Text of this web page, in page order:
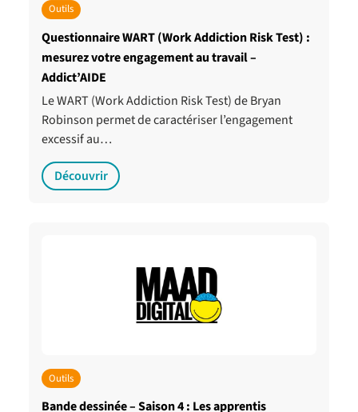
Outils
Questionnaire WART (Work Addiction Risk Test) :
mesurez votre engagement au travail –
Addict’AIDE
Le WART (Work Addiction Risk Test) de Bryan
Robinson permet de caractériser l’engagement
excessif au…
Découvrir
Outils
Bande dessinée – Saison 4 : Les apprentis